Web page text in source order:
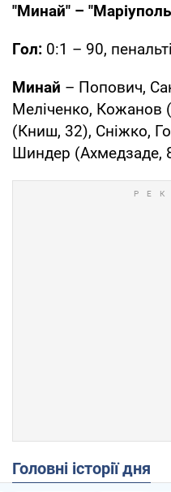
"Минай" –
Гол: 0:1 – 90,
Минай – Попович,
Меліченко, Кожанов
(Книш, 32), Сніжко,
Шиндер (Ахмедзаде,
Головні історії дня